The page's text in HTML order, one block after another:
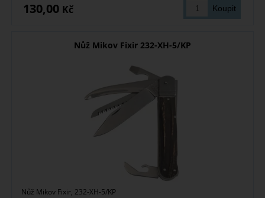
130,00 Kč
Nůž Mikov Fixir 232-XH-5/KP
Nůž Mikov Fixir, 232-XH-5/KP